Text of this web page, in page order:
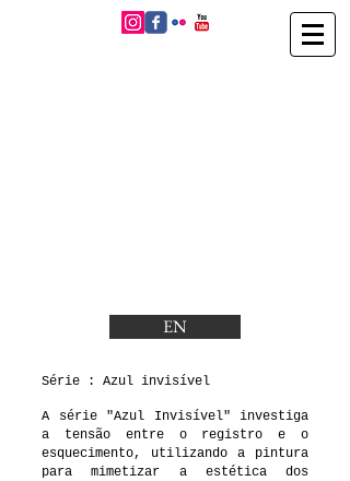
EN
Série : Azul invisível
A série "Azul Invisível" investiga
a tensão entre o registro e o
esquecimento, utilizando a pintura
para mimetizar a estética dos